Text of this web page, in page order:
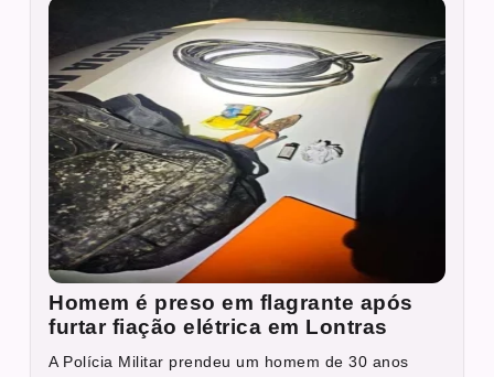
Homem é preso em flagrante após
furtar fiação elétrica em Lontras
A Polícia Militar prendeu um homem de 30 anos